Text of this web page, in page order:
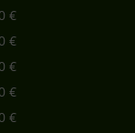
€
€
€
€
€